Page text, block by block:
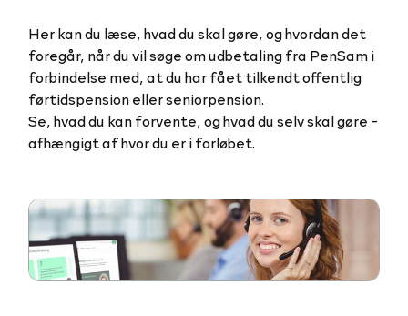
Her kan du læse, hvad du skal gøre, og hvordan det
foregår, når du vil søge om udbetaling fra PenSam i
forbindelse med, at du har fået tilkendt offentlig
førtidspension eller seniorpension.
Se, hvad du kan forvente, og hvad du selv skal gøre -
afhængigt af hvor du er i forløbet.